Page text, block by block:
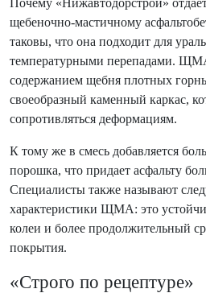
Почему «Нижавтодорстрой»
щебеночно-мастичному
таковы, что она подходит для
температурными перепадами.
содержанием щебня плотных
своеобразный каменный каркас,
сопротивляться деформациям.
К тому же в смесь добавляется
порошка, что придает асфальту
Специалисты также называют
характеристики ЩМА: это
колеи и более продолжительный
покрытия.
«Строго по рецептуре»